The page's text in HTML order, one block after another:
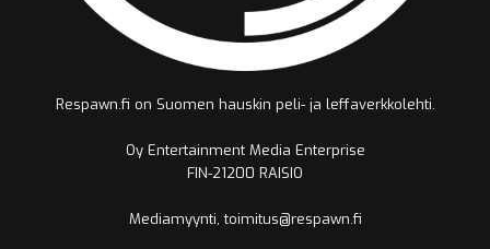
Respawn.fi on Suomen hauskin peli- ja leffaverkkolehti.
Oy Entertainment Media Enterprise
FIN-21200 RAISIO
Mediamyynti, toimitus@respawn.fi